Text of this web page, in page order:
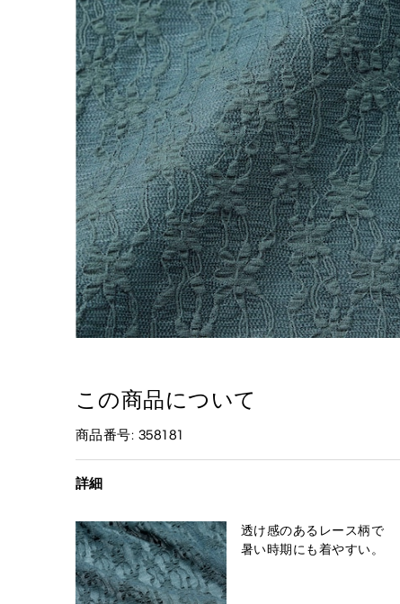
この商品について
商品番号: 358181
詳細
透け感のあるレース柄で
暑い時期にも着やすい。